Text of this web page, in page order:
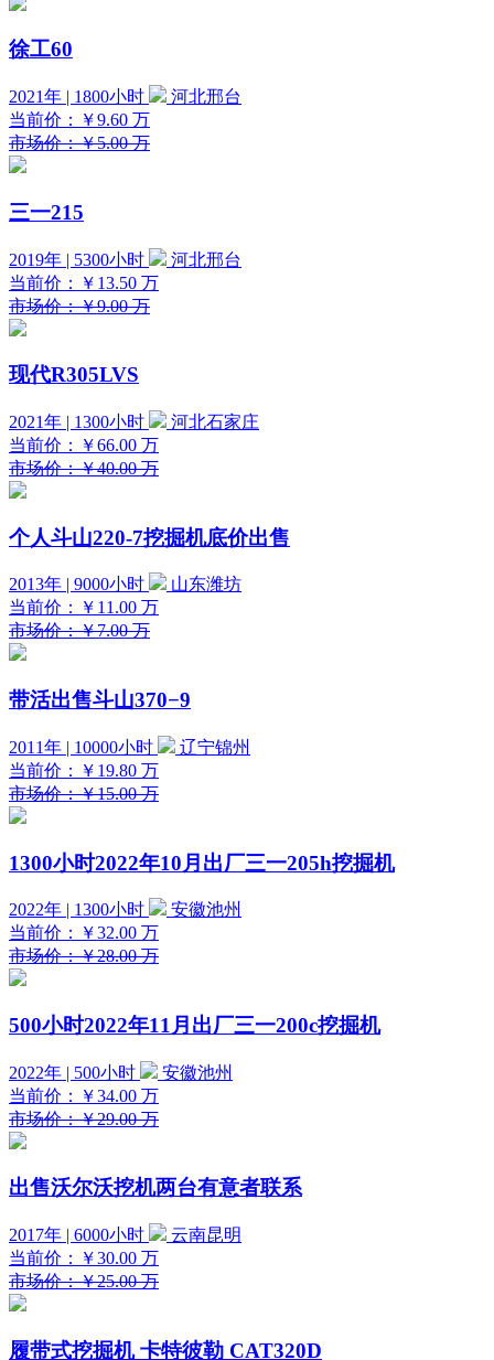
徐工60
2021年 | 1800小时
河北邢台
当前价：
￥9.60 万
市场价：￥5.00 万
三一215
2019年 | 5300小时
河北邢台
当前价：
￥13.50 万
市场价：￥9.00 万
现代R305LVS
2021年 | 1300小时
河北石家庄
当前价：
￥66.00 万
市场价：￥40.00 万
个人斗山220-7挖掘机底价出售
2013年 | 9000小时
山东潍坊
当前价：
￥11.00 万
市场价：￥7.00 万
带活出售斗山370−9
2011年 | 10000小时
辽宁锦州
当前价：
￥19.80 万
市场价：￥15.00 万
1300小时2022年10月出厂三一205h挖掘机
2022年 | 1300小时
安徽池州
当前价：
￥32.00 万
市场价：￥28.00 万
500小时2022年11月出厂三一200c挖掘机
2022年 | 500小时
安徽池州
当前价：
￥34.00 万
市场价：￥29.00 万
出售沃尔沃挖机两台有意者联系
2017年 | 6000小时
云南昆明
当前价：
￥30.00 万
市场价：￥25.00 万
履带式挖掘机 卡特彼勒 CAT320D